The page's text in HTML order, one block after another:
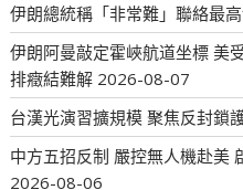
伊朗總統稱「非常難」聯絡最
伊朗阿曼敲定霍峽航道坐標 美
排癥結難解 2026-08-07
台漢光演習擴規模 聚焦反封鎖
中方五招反制 嚴控無人機赴美
2026-08-06